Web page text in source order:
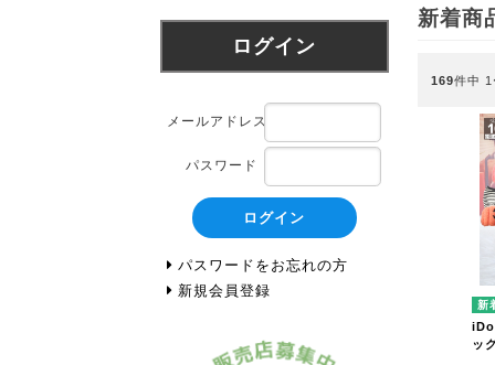
新着商
169件中 1
ッ
ログイン
メールアドレス
パスワード
ログイン
パスワードをお忘れの方
新規会員登録